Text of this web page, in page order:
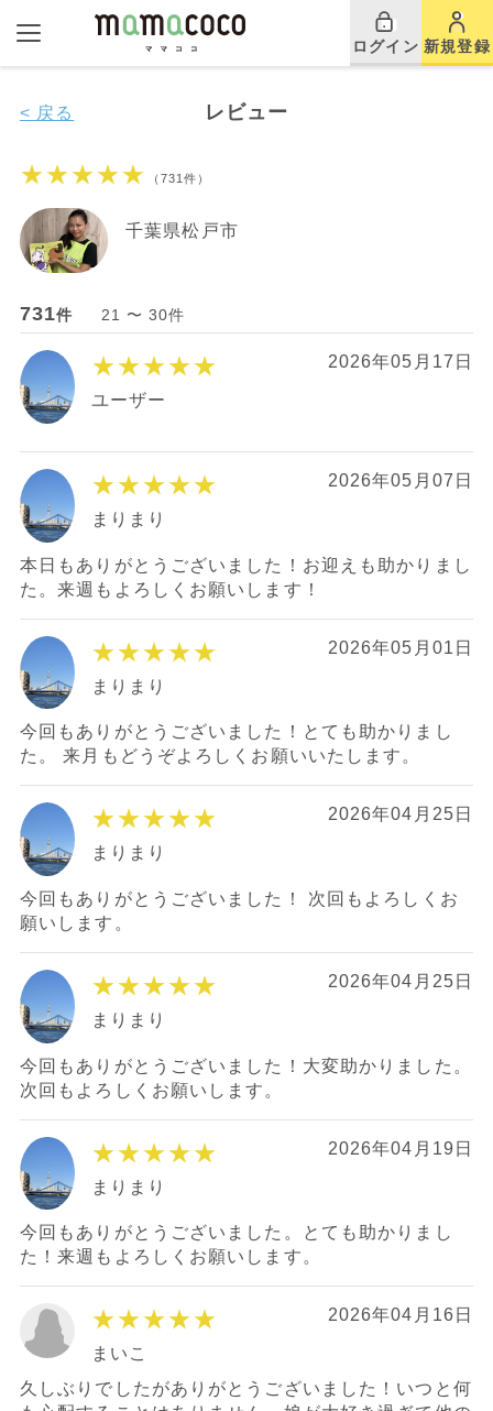
ログイン 新規登録
レビュー
< 戻る
★★★★★ （731件）
千葉県松戸市
731件 21 〜 30件
★★★★★ 2026年05月17日
ユーザー
★★★★★ 2026年05月07日
まりまり
本日もありがとうございました！お迎えも助かりまし
た。来週もよろしくお願いします！
★★★★★ 2026年05月01日
まりまり
今回もありがとうございました！とても助かりまし
た。 来月もどうぞよろしくお願いいたします。
★★★★★ 2026年04月25日
まりまり
今回もありがとうございました！ 次回もよろしくお
願いします。
★★★★★ 2026年04月25日
まりまり
今回もありがとうございました！大変助かりました。
次回もよろしくお願いします。
★★★★★ 2026年04月19日
まりまり
今回もありがとうございました。とても助かりまし
た！来週もよろしくお願いします。
★★★★★ 2026年04月16日
まいこ
久しぶりでしたがありがとうございました！いつと何